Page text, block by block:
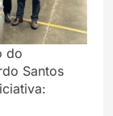
do
Santos